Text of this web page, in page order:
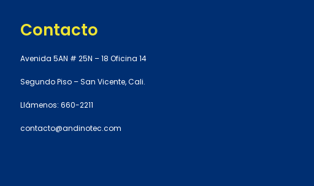
Contacto
Avenida 5AN # 25N – 18 Oficina 14
Segundo Piso – San Vicente, Cali.
Llámenos: 660-2211
contacto@andinotec.com